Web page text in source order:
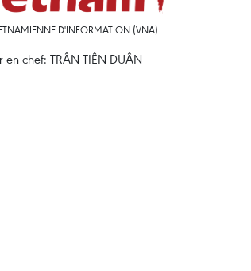
D'INFORMATION (VNA)
en chef: TRÂN TIÊN DUÂN